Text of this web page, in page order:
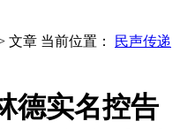
文章 当前位置：
民声传递
德实名控告